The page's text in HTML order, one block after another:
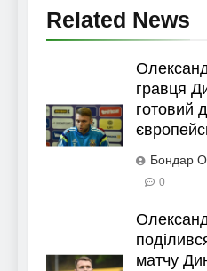
Related News
гравця
готовий
Бондар
0
матчу